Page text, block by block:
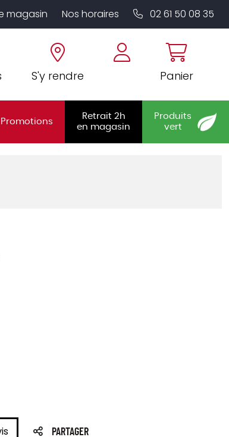
magasin Nos horaires 02 61 50 08 35
S'y rendre Panier
Promotions
Retrait 2h
en magasin
Produits
vert
PARTAGER